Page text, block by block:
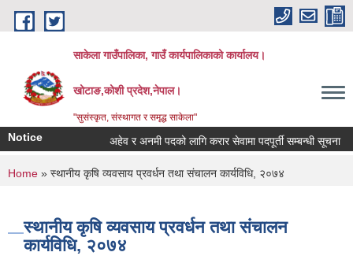
Skip to main content
साकेला गाउँपालिका, गाउँ कार्यपालिकाको कार्यालय।
खोटाङ,कोशी प्रदेश,नेपाल।
"सुसंस्कृत, संस्थागत र समृद्ध साकेला"
Notice अहेव र अनमी पदको लागि करार सेवामा पदपूर्ती सम्बन्धी सूचना
You are here
Home » स्थानीय कृषि व्यवसाय प्रवर्धन तथा संचालन कार्यविधि, २०७४
स्थानीय कृषि व्यवसाय प्रवर्धन तथा संचालन
कार्यविधि, २०७४